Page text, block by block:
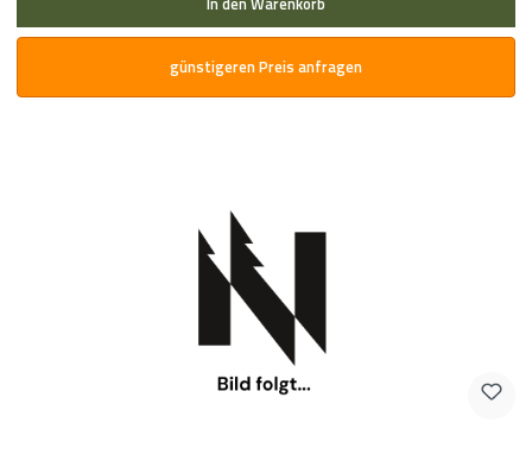
günstigeren Preis anfragen